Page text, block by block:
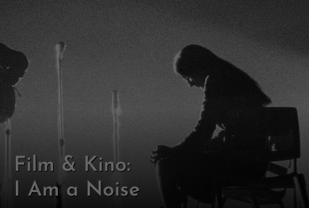
Film & Kino:
I Am a Noise